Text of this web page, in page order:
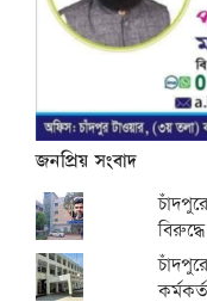
জনপ্রিয় সংবাদ